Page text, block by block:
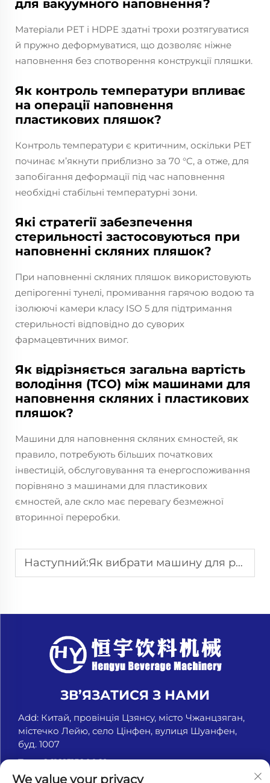
для вакуумного наповнення?
Матеріали PET і HDPE здатні трохи розтягуватися
й пружно деформуватися, що дозволяє ніжне
наповнення без спотворення конструкції пляшки.
Як контроль температури впливає
на операції наповнення
пластикових пляшок?
Контроль температури є критичним, оскільки PET
починає м’якнути приблизно за 70 °C, а отже, для
запобігання деформації під час наповнення
необхідні стабільні температурні зони.
Які стратегії забезпечення
стерильності застосовуються при
наповненні скляних пляшок?
При наповненні скляних пляшок використовують
депірогенні тунелі, промивання гарячою водою та
ізолюючі камери класу ISO 5 для підтримання
стерильності відповідно до суворих
фармацевтичних вимог.
Як відрізняється загальна вартість
володіння (TCO) між машинами для
наповнення скляних і пластикових
пляшок?
Машини для наповнення скляних ємностей, як
правило, потребують більших початкових
інвестицій, обслуговування та енергоспоживання
порівняно з машинами для пластикових
ємностей, але скло має перевагу безмежної
вторинної переробки.
Наступний:Як вибрати машину для розливу напоїв у скляні пляшки
ЗВ’ЯЗАТИСЯ З НАМИ
Add: Китай, провінція Цзянсу, місто Чжанцзяган,
містечко Лейю, село Цінфен, вулиця Шуанфен,
буд. 1007
Тел.:+8618151580069
Ел. пошта:[email protected]
We value your privacy